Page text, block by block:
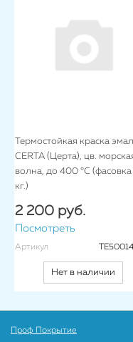
Термостойкая краска
CERTA (Церта), цв.
волна, до 400 °C (фасовка
кг.)
2 200 руб.
Посмотреть
Артикул
Нет в наличии
Проф Покрытие